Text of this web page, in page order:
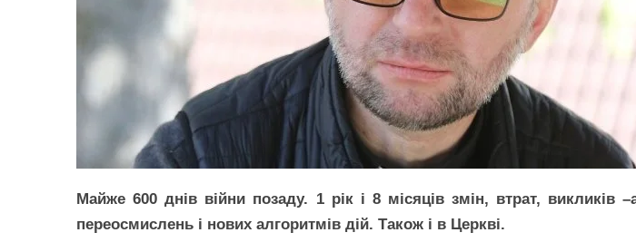
Майже 600 днів війни позаду. 1 рік і 8 місяців змін, втрат, викликів
переосмислень і нових алгоритмів дій. Також і в Церкві.